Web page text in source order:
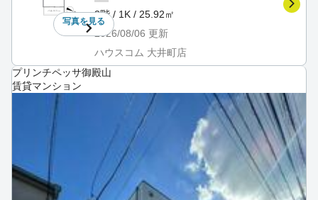
写真を見る
3階 / 1K / 25.92㎡
2026/08/06 更新
ハウスコム 大井町店
プリンチペッサ御殿山
賃貸マンション